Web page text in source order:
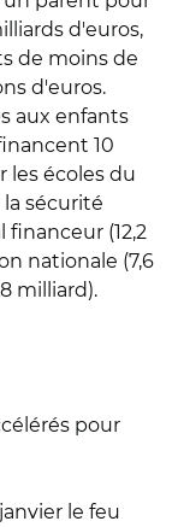
d'euros,
de moins de
d'euros.
aux enfants
10
les écoles du
sécurité
financeur (12,2
nationale (7,6
milliard).
pour
le feu